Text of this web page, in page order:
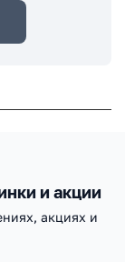
и акции
акциях и